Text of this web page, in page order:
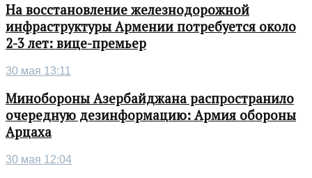
На восстановление железнодорожной
инфраструктуры Армении потребуется около
2-3 лет: вице-премьер
30 мая 13:11
Минобороны Азербайджана распространило
очередную дезинформацию: Армия обороны
Арцаха
30 мая 12:04